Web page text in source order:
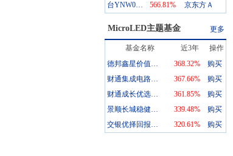
台YNW002_1
566.81% 京东方Ａ
MicroLED主题基金 更多
基金名称 近3年
操作
德邦鑫星价值灵活配置混合A
368.32%
购买
财通集成电路产业股票A
367.66%
购买
财通成长优选混合A
361.85%
购买
景顺长城稳健回报混合A
339.48%
购买
交银优择回报灵活配置混合A
320.61% 购买